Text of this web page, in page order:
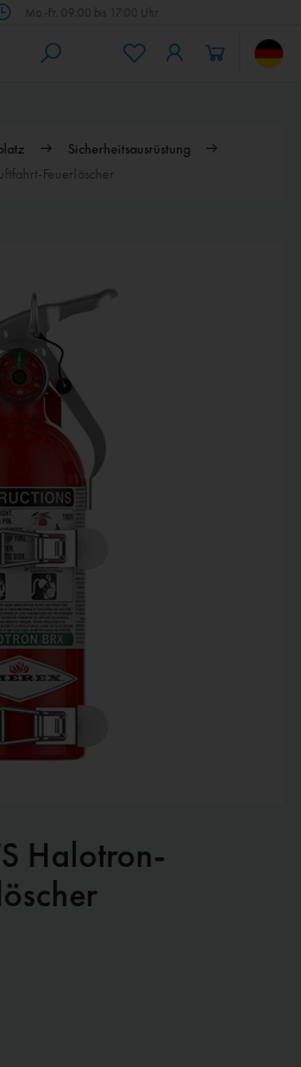
Mo.-Fr. 09:00 bis 17:00 Uhr
Sicherheitsausrüstung
Feuerlöscher
Halotron-